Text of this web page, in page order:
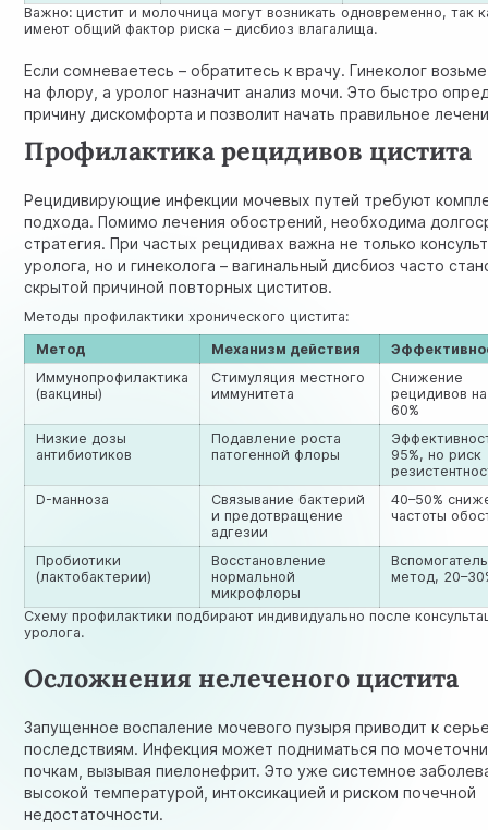
Важно: цистит и молочница могут возникать одновременно, так
имеют общий фактор риска – дисбиоз влагалища.
Если сомневаетесь – обратитесь к врачу.Гинеколог
на флору, а уролог назначит анализ мочи. Это быстро
причину дискомфорта и позволит начать правильное
Профилактика рецидивов цистита
Рецидивирующие инфекции мочевых путей требуют
подхода. Помимо лечения обострений, необходима
стратегия. При частых рецидивах важна не только
уролога, но и гинеколога – вагинальный дисбиоз часто
скрытой причиной повторных циститов.
Методы профилактики хронического цистита:
Метод
Механизм действия
Иммунопрофилактика
(вакцины)
Стимуляция местного
иммунитета
Снижение
рецидивов
60%
Низкие дозы
антибиотиков
Подавление роста
патогенной флоры
95%, но риск
D-манноза
Связывание бактерий
и предотвращение
адгезии
40–50%
частоты
Пробиотики
(лактобактерии)
Восстановление
нормальной
микрофлоры
метод,
Схему профилактики подбирают индивидуально после
уролога.
Осложнения нелеченого цистита
Запущенное воспаление мочевого пузыря приводит к
последствиям. Инфекция может подниматься по
почкам, вызывая пиелонефрит. Это уже системное
высокой температурой, интоксикацией и риском почечной
недостаточности.